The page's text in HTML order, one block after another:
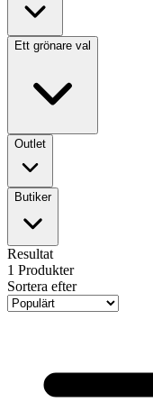
Ett grönare val
Outlet
Butiker
Resultat
1 Produkter
Sortera efter